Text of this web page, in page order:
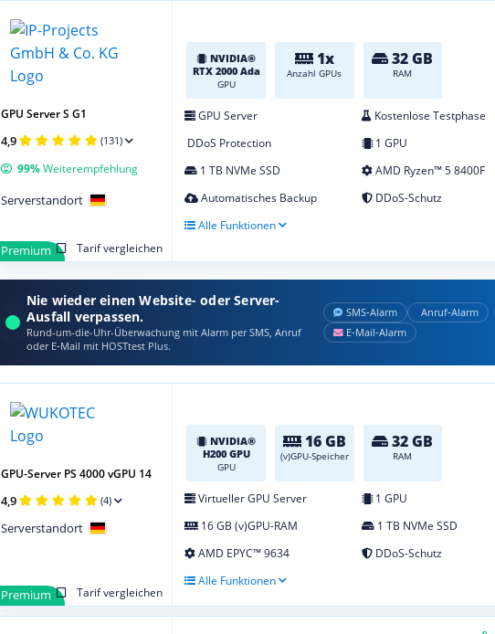
NVIDIA®
RTX 2000 Ada
GPU
1x
Anzahl GPUs
32 GB
RAM
GPU Server
Kostenlose Testphase
DDoS Protection
1 GPU
1 TB NVMe SSD
AMD Ryzen™ 5 8400F
Automatisches Backup
DDoS-Schutz
Alle Funktionen
Premium
Tarif vergleichen
GPU Server S G1
4,9 (131)
99%Weiterempfehlung
Serverstandort
Nie wieder einen Website- oder Server-
Ausfall verpassen.
Rund-um-die-Uhr-Überwachung mit Alarm per SMS, Anruf
oder E‑Mail mit HOSTtest Plus.
SMS‑Alarm
Anruf‑Alarm
E‑Mail‑Alarm
NVIDIA®
H200 GPU
GPU
16 GB
(v)GPU-Speicher
32 GB
RAM
Virtueller GPU Server
1 GPU
16 GB (v)GPU-RAM
1 TB NVMe SSD
AMD EPYC™ 9634
DDoS-Schutz
Alle Funktionen
Premium
Tarif vergleichen
GPU-Server PS 4000 vGPU 14
4,9 (4)
Serverstandort